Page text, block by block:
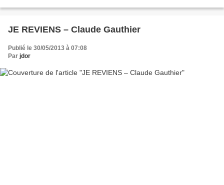
JE REVIENS – Claude Gauthier
Publié le 30/05/2013 à 07:08
Par jdor